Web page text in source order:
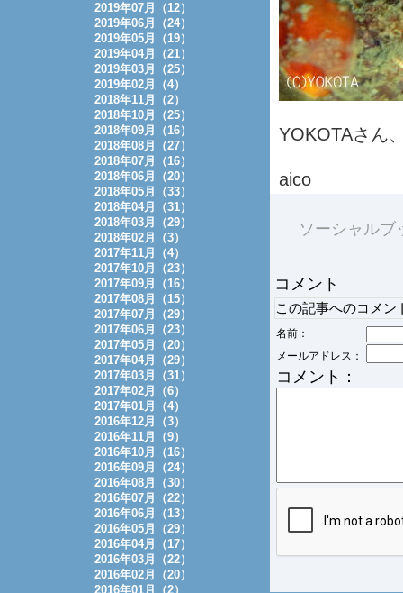
YOKOTAさん
aico
ソーシャルブ
コメント
この記事へのコメン
名前：
メールアドレス：
コメント：
2019年07月（12）
2019年06月（24）
2019年05月（19）
2019年04月（21）
2019年03月（25）
2019年02月（4）
2018年11月（2）
2018年10月（25）
2018年09月（16）
2018年08月（27）
2018年07月（16）
2018年06月（20）
2018年05月（33）
2018年04月（31）
2018年03月（29）
2018年02月（3）
2017年11月（4）
2017年10月（23）
2017年09月（16）
2017年08月（15）
2017年07月（29）
2017年06月（23）
2017年05月（20）
2017年04月（29）
2017年03月（31）
2017年02月（6）
2017年01月（4）
2016年12月（3）
2016年11月（9）
2016年10月（16）
2016年09月（24）
2016年08月（30）
2016年07月（22）
2016年06月（13）
2016年05月（29）
2016年04月（17）
2016年03月（22）
2016年02月（20）
2016年01月（2）